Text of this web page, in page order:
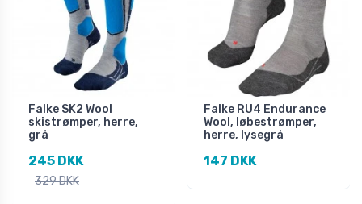
Falke SK2 Wool
skistrømper, herre,
grå
245 DKK
329 DKK
Falke RU4 Endurance
Wool, løbestrømper,
herre, lysegrå
147 DKK